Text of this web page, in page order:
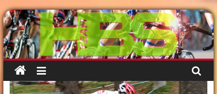
Passer
au
contenu